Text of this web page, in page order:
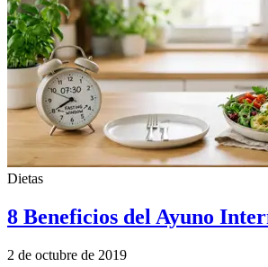
Dietas
8 Beneficios del Ayuno
2 de octubre de 2019